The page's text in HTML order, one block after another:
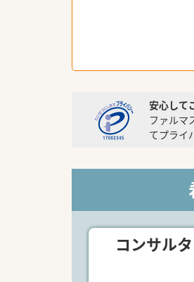
安心して
ファルマ
てプライ
コンサル